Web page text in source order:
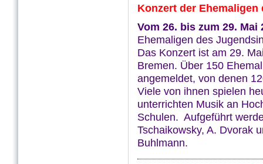
Konzert der Ehemaligen
Vom 26. bis zum 29. Mai
Ehemaligen des
Das Konzert ist am 29.
Bremen. Über 150
angemeldet, von denen
Viele von ihnen spielen
unterrichten Musik an
Schulen. Aufgeführt
Tschaikowsky, A. Dvorak
Buhlmann.